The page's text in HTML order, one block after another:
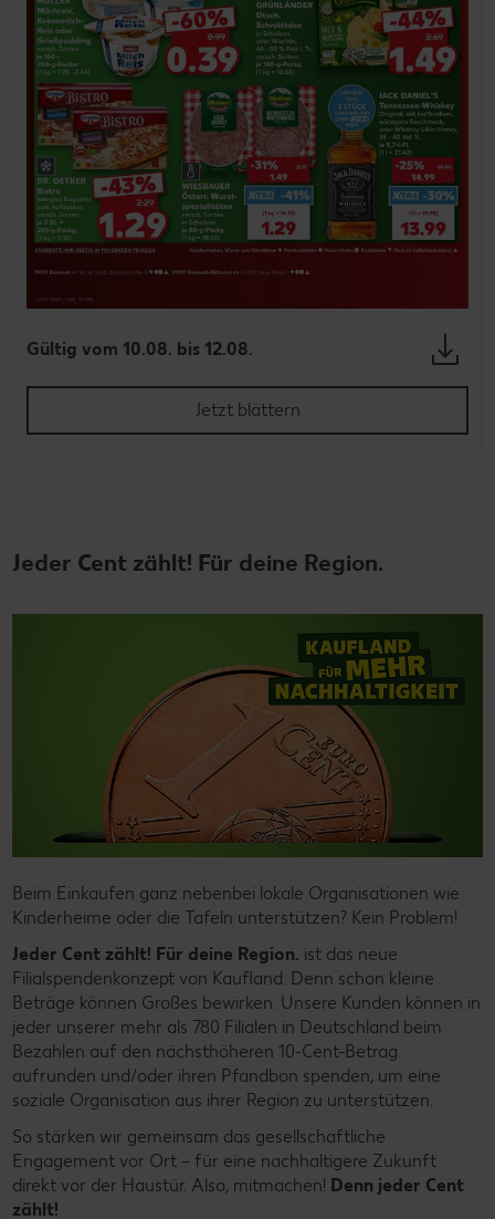
Gültig vom 10.08. bis 12.08.
Jetzt blättern
Jeder Cent zählt! Für deine Region.
Beim Einkaufen ganz nebenbei lokale Organisationen wie
Kinderheime oder die Tafeln unterstützen? Kein Problem!
Jeder Cent zählt! Für deine Region. ist das neue
Filialspendenkonzept von Kaufland. Denn schon kleine
Beträge können Großes bewirken. Unsere Kunden können in
jeder unserer mehr als 780 Filialen in Deutschland beim
Bezahlen auf den nächsthöheren 10-Cent-Betrag
aufrunden und/oder ihren Pfandbon spenden, um eine
soziale Organisation aus ihrer Region zu unterstützen.
So stärken wir gemeinsam das gesellschaftliche
Engagement vor Ort – für eine nachhaltigere Zukunft
direkt vor der Haustür. Also, mitmachen! Denn jeder Cent
zählt!